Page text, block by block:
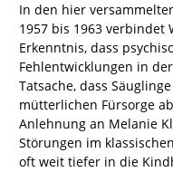
In den hier
1957 bis 1963 verbindet
Erkenntnis, dass
Fehlentwicklungen in
Tatsache, dass
mütterlichen Fürsorge
Anlehnung an Melanie
Störungen im
oft weit tiefer in die